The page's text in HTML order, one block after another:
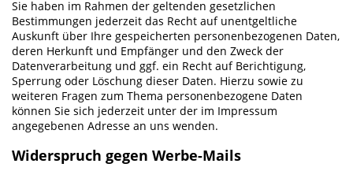
Sie haben im Rahmen der geltenden gesetzlichen
Bestimmungen jederzeit das Recht auf unentgeltliche
Auskunft über Ihre gespeicherten personenbezogenen Daten,
deren Herkunft und Empfänger und den Zweck der
Datenverarbeitung und ggf. ein Recht auf Berichtigung,
Sperrung oder Löschung dieser Daten. Hierzu sowie zu
weiteren Fragen zum Thema personenbezogene Daten
können Sie sich jederzeit unter der im Impressum
angegebenen Adresse an uns wenden.
Widerspruch gegen Werbe-Mails